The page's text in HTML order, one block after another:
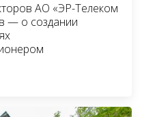
АО «ЭР-Телеком
— о создании